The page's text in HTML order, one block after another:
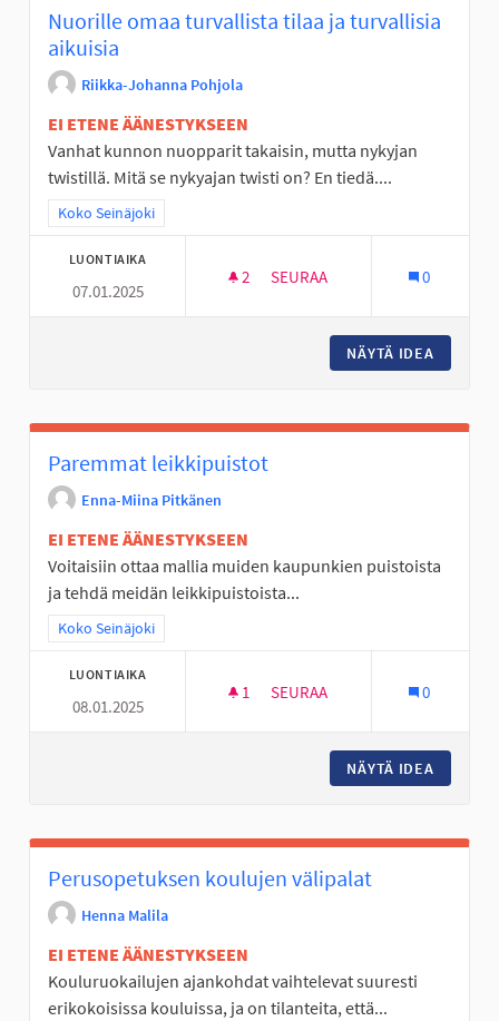
Nuorille omaa turvallista tilaa ja turvallisia
aikuisia
Riikka-Johanna Pohjola
EI ETENE ÄÄNESTYKSEEN
Vanhat kunnon nuopparit takaisin, mutta nykyjan
twistillä. Mitä se nykyajan twisti on? En tiedä....
Rajaa tulokset teeman mukaan: Koko Seinäjoki
Koko Seinäjoki
LUONTIAIKA
07.01.2025
2 2 SEURAAJAA
SEURAA 0
NÄYTÄ IDEA
Paremmat leikkipuistot
Enna-Miina Pitkänen
EI ETENE ÄÄNESTYKSEEN
Voitaisiin ottaa mallia muiden kaupunkien puistoista
ja tehdä meidän leikkipuistoista...
Rajaa tulokset teeman mukaan: Koko Seinäjoki
Koko Seinäjoki
LUONTIAIKA
08.01.2025
1 1 SEURAAJA
SEURAA 0
NÄYTÄ IDEA
Perusopetuksen koulujen välipalat
Henna Malila
EI ETENE ÄÄNESTYKSEEN
Kouluruokailujen ajankohdat vaihtelevat suuresti
erikokoisissa kouluissa, ja on tilanteita, että...